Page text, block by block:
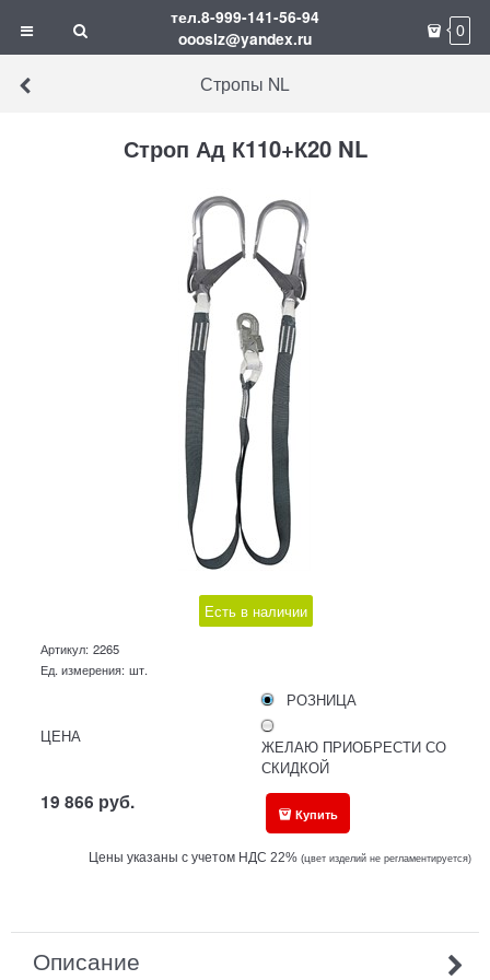
тел.8-999-141-56-94
ooosiz@yandex.ru
0
Стропы NL
Строп Ад К110+К20 NL
Есть в наличии
Артикул: 2265
Ед. измерения: шт.
ЦЕНА
РОЗНИЦА
ЖЕЛАЮ ПРИОБРЕСТИ СО
СКИДКОЙ
19 866 руб. Купить
Цены указаны с учетом НДС 22%(цвет изделий не регламентируется)
Описание